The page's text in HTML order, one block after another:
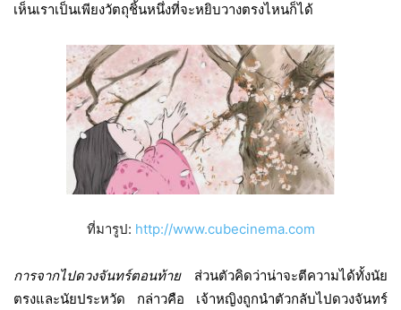
เห็นเราเป็นเพียงวัตถุชิ้นหนึ่งที่จะหยิบวางตรงไหนก็ได้
ที่มารูป: http://www.cubecinema.com
การจากไปดวงจันทร์ตอนท้ายส่วนตัวคิดว่าน่าจะตีความได้ทั้งนัย
ตรงและนัยประหวัด กล่าวคือ เจ้าหญิงถูกนำตัวกลับไปดวงจันทร์